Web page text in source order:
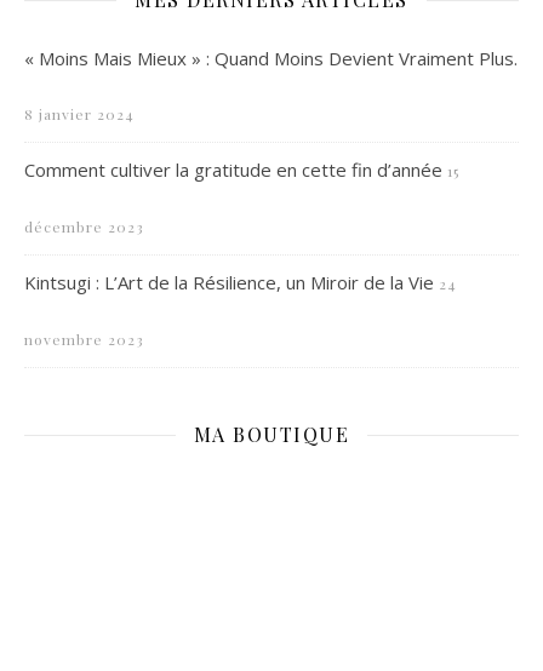
« Moins Mais Mieux » : Quand Moins Devient Vraiment Plus.
8 janvier 2024
Comment cultiver la gratitude en cette fin d’année 15
décembre 2023
Kintsugi : L’Art de la Résilience, un Miroir de la Vie 24
novembre 2023
MA BOUTIQUE